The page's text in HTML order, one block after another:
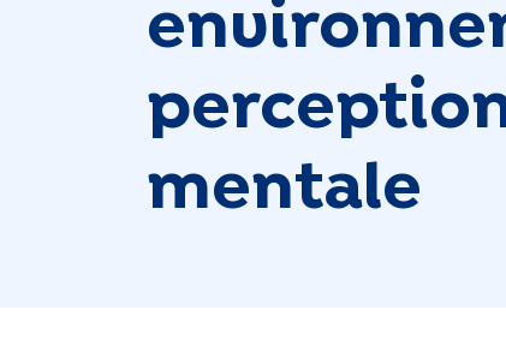
mentale